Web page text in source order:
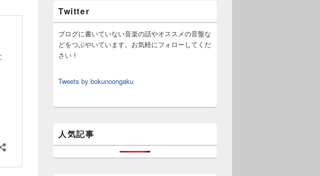
Twitter
ブログに書いていない音楽の話やオススメの音盤な
どをつぶやいています。お気軽にフォローしてくだ
さい！
Tweets by bokunoongaku
人気記事